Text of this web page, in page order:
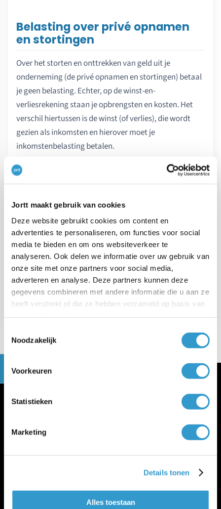
Jortt maakt gebruik van cookies
Deze website gebruikt cookies om content en
advertenties te personaliseren, om functies voor social
media te bieden en om ons websiteverkeer te
analyseren. Ook delen we informatie over uw gebruik van
onze site met onze partners voor social media,
adverteren en analyse. Deze partners kunnen deze
gegevens combineren met andere informatie die u aan ze
heeft verstrekt of die ze hebben verzameld op basis van
Noodzakelijk
Voorkeuren
Statistieken
Marketing
Details tonen
Alles toestaan
Belasting over privé opnamen
en stortingen
Over het storten en onttrekken van geld uit je
onderneming (de privé opnamen en stortingen) betaal
je geen belasting. Echter, op de winst-en-
verliesrekening staan je opbrengsten en kosten. Het
verschil hiertussen is de winst (of verlies), die wordt
gezien als inkomsten en hierover moet je
inkomstenbelasting betalen.
Voor meer informatie over het verwerken van privé
stortingen in jortt, kun jedeze paginaraadplegen.
VORIG ARTIKEL
←Hypotheek aan een aandeelhouder
VOLGEND ARTIKEL
Lening aan een groepsmaatschappij →
Changelog
Gratis cursus boekhouden
Algemene voorwaarden
Verwerkersovereenkomst